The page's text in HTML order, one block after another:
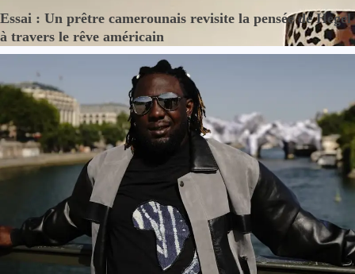
Essai : Un prêtre camerounais revisite la pensée de Hegel
à travers le rêve américain